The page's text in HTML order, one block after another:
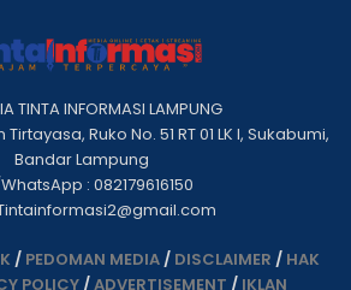
TINTA INFORMASI LAMPUNG
Ruko No. 51 RT 01 LK I, Sukabumi,
Bandar Lampung
: 082179616150
/ PEDOMAN MEDIA/ DISCLAIMER / HAK
POLICY/ADVERTISEMENT / IKLAN